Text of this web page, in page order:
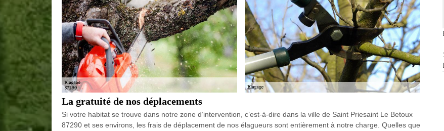
La gratuité de nos déplacements
Si votre habitat se trouve dans notre zone d’intervention, c’est-à-dire dans la ville de Saint Priesaint Le Betoux
87290 et ses environs, les frais de déplacement de nos élagueurs sont entièrement à notre charge. Quelles que